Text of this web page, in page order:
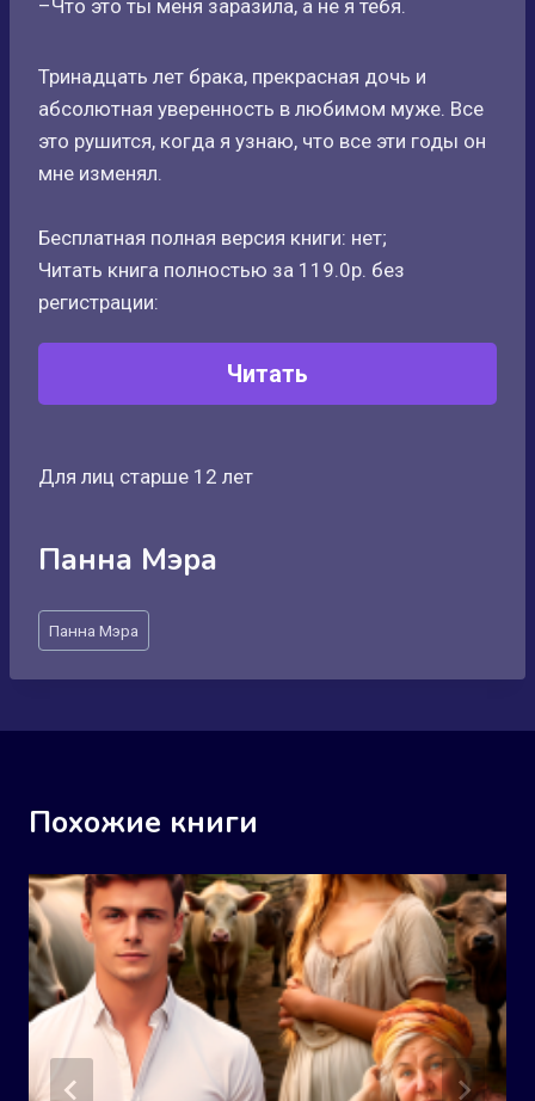
–Что это ты меня заразила, а не я тебя.
Тринадцать лет брака, прекрасная дочь и
абсолютная уверенность в любимом муже. Все
это рушится, когда я узнаю, что все эти годы он
мне изменял.
Бесплатная полная версия книги: нет;
Читать книга полностью за 119.0р. без
регистрации:
Читать
Для лиц старше 12 лет
Панна Мэра
Метки
записи:
Панна Мэра
Похожие книги